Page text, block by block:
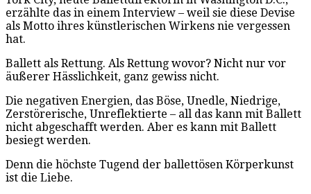
erzählte das in einem Interview – weil sie diese Devise
als Motto ihres künstlerischen Wirkens nie vergessen
hat.
Ballett als Rettung. Als Rettung wovor? Nicht nur vor
äußerer Hässlichkeit, ganz gewiss nicht.
Die negativen Energien, das Böse, Unedle, Niedrige,
Zerstörerische, Unreflektierte – all das kann mit Ballett
nicht abgeschafft werden. Aber es kann mit Ballett
besiegt werden.
Denn die höchste Tugend der ballettösen Körperkunst
ist die Liebe.